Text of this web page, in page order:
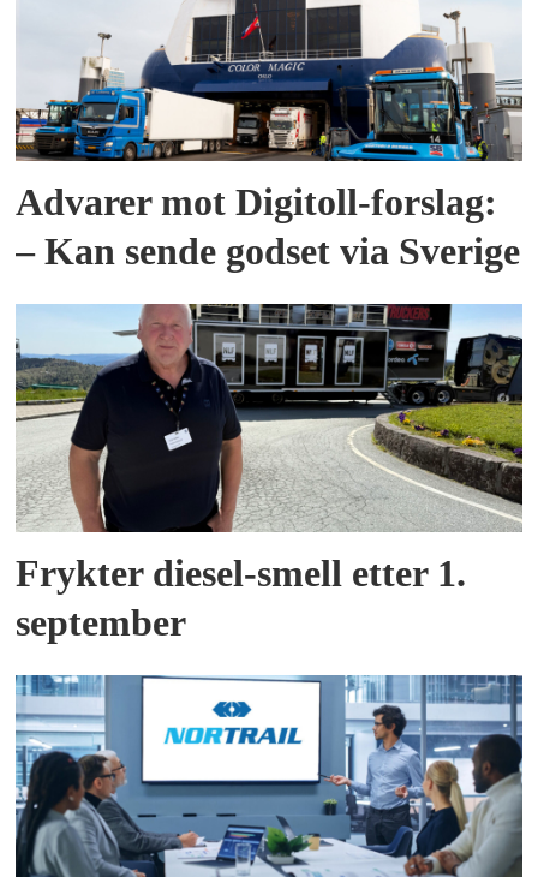
Advarer mot Digitoll-forslag:
– Kan sende godset via Sverige
Frykter diesel-smell etter 1.
september